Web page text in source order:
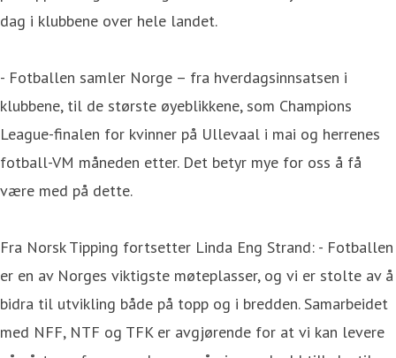
dag i klubbene over hele landet.
- Fotballen samler Norge – fra hverdagsinnsatsen i
klubbene, til de største øyeblikkene, som Champions
League-finalen for kvinner på Ullevaal i mai og herrenes
fotball-VM måneden etter. Det betyr mye for oss å få
være med på dette.
Fra Norsk Tipping fortsetter Linda Eng Strand: - Fotballen
er en av Norges viktigste møteplasser, og vi er stolte av å
bidra til utvikling både på topp og i bredden. Samarbeidet
med NFF, NTF og TFK er avgjørende for at vi kan levere